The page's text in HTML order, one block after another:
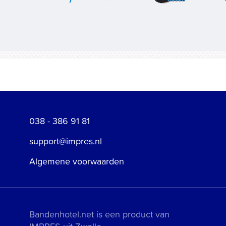
038 - 386 91 81
support@impres.nl
Algemene voorwaarden
Bandenhotel.net is een product van